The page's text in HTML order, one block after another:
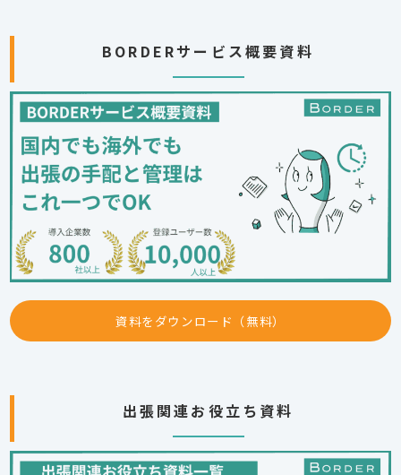
BORDERサービス概要資料
資料をダウンロード（無料）
出張関連お役立ち資料